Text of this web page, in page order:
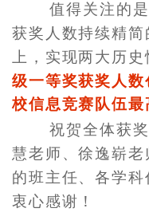
值得关注的是
获奖人数持续精
上，实现两大历
级一等奖获奖人
校信息竞赛队伍最
祝贺全体获奖
慧老师、徐逸崭
的班主任、各学
衷心感谢！